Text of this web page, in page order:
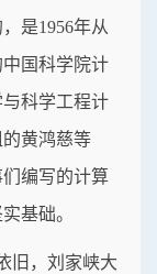
是1956年从
国科学院计
科学工程计
黄鸿慈等
编写的计算
基础。
旧，刘家峡大